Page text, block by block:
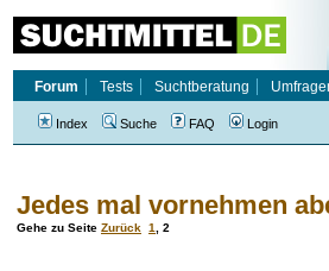
Jedes mal vornehmen
Gehe zu Seite Zurück 1 2
Forum
Tests Suchtberatung
Index Suche FAQ Login